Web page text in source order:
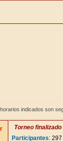
indicados son
Torneo finalizado
Participantes: 297